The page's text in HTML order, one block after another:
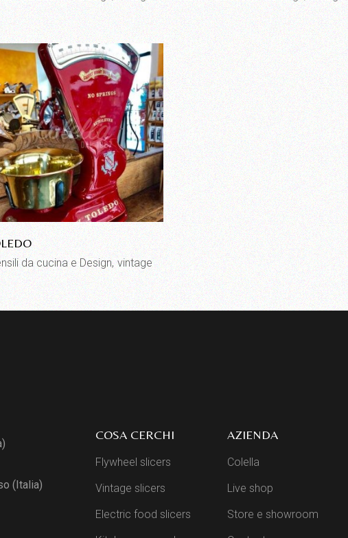
da cucina e Design vintage
(Italia)
COSA CERCHI
Flywheel slicers
Vintage slicers
Electric food slicers
AZIENDA
Colella
Live shop
Store e showroom